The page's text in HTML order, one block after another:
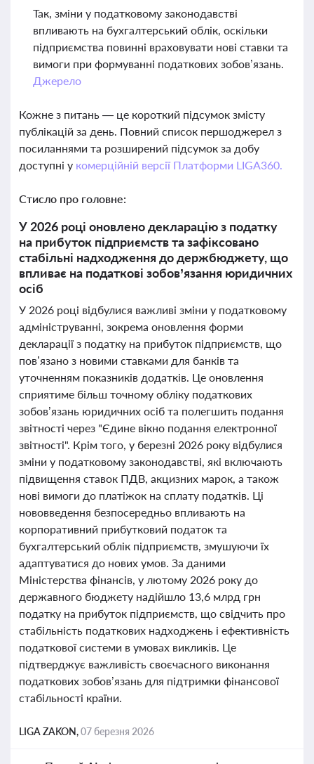
Так, зміни у податковому законодавстві
впливають на бухгалтерський облік, оскільки
підприємства повинні враховувати нові ставки та
вимоги при формуванні податкових зобов’язань.
Джерело
Кожне з питань — це короткий підсумок змісту
публікацій за день. Повний список першоджерел з
посиланнями та розширений підсумок за добу
доступні у комерційній версії Платформи LIGA360.
Стисло про головне:
У 2026 році оновлено декларацію з податку
на прибуток підприємств та зафіксовано
стабільні надходження до держбюджету, що
впливає на податкові зобов’язання юридичних
осіб
У 2026 році відбулися важливі зміни у податковому
адмініструванні, зокрема оновлення форми
декларації з податку на прибуток підприємств, що
пов’язано з новими ставками для банків та
уточненням показників додатків. Це оновлення
сприятиме більш точному обліку податкових
зобов’язань юридичних осіб та полегшить подання
звітності через "Єдине вікно подання електронної
звітності". Крім того, у березні 2026 року відбулися
зміни у податковому законодавстві, які включають
підвищення ставок ПДВ, акцизних марок, а також
нові вимоги до платіжок на сплату податків. Ці
нововведення безпосередньо впливають на
корпоративний прибутковий податок та
бухгалтерський облік підприємств, змушуючи їх
адаптуватися до нових умов. За даними
Міністерства фінансів, у лютому 2026 року до
державного бюджету надійшло 13,6 млрд грн
податку на прибуток підприємств, що свідчить про
стабільність податкових надходжень і ефективність
податкової системи в умовах викликів. Це
підтверджує важливість своєчасного виконання
податкових зобов’язань для підтримки фінансової
стабільності країни.
LIGA ZAKON,07 березня 2026